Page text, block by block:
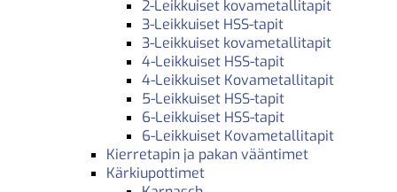
2-Leikkuiset kovametallitapit
3-Leikkuiset HSS-tapit
3-Leikkuiset kovametallitapit
4-Leikkuiset HSS-tapit
4-Leikkuiset Kovametallitapit
5-Leikkuiset HSS-tapit
6-Leikkuiset HSS-tapit
6-Leikkuiset Kovametallitapit
Kierretapin ja pakan vääntimet
Kärkiupottimet